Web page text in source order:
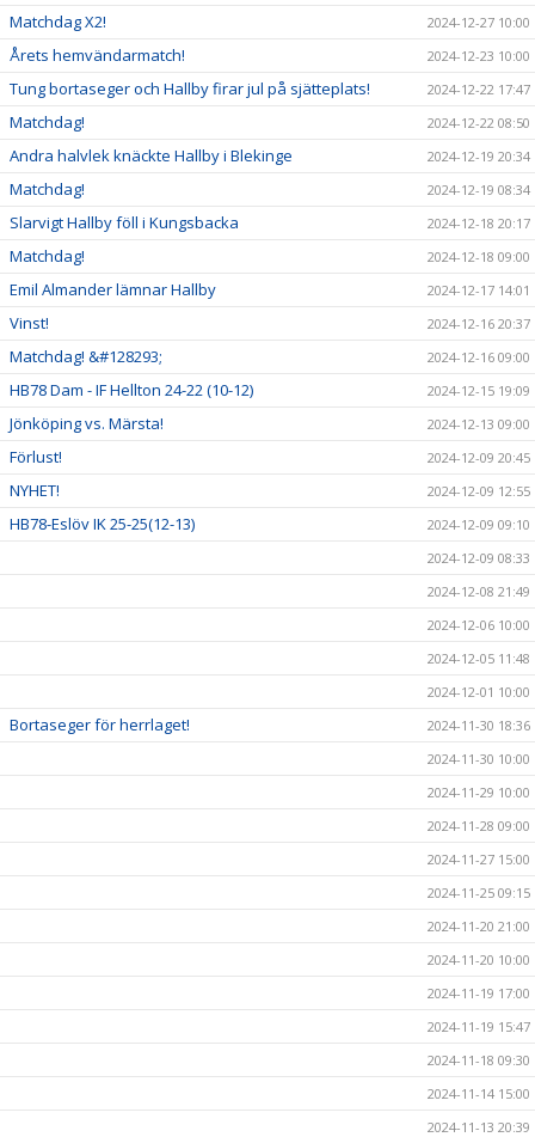
Matchdag X2! 2024-12-27 10:00
Årets hemvändarmatch! 2024-12-23 10:00
Tung bortaseger och Hallby firar jul på sjätteplats! 2024-12-22 17:47
Matchdag! 2024-12-22 08:50
Andra halvlek knäckte Hallby i Blekinge 2024-12-19 20:34
Matchdag! 2024-12-19 08:34
Slarvigt Hallby föll i Kungsbacka 2024-12-18 20:17
Matchdag! 2024-12-18 09:00
Emil Almander lämnar Hallby 2024-12-17 14:01
Vinst! 2024-12-16 20:37
Matchdag! &#128293; 2024-12-16 09:00
HB78 Dam - IF Hellton 24-22 (10-12) 2024-12-15 19:09
Jönköping vs. Märsta! 2024-12-13 09:00
Förlust! 2024-12-09 20:45
NYHET! 2024-12-09 12:55
HB78-Eslöv IK 25-25(12-13)
2024-12-09 09:10
2024-12-09 08:33
2024-12-08 21:49
2024-12-06 10:00
2024-12-05 11:48
2024-12-01 10:00
Bortaseger för herrlaget!
2024-11-30 18:36
2024-11-30 10:00
2024-11-29 10:00
2024-11-28 09:00
2024-11-27 15:00
2024-11-25 09:15
2024-11-20 21:00
2024-11-20 10:00
2024-11-19 17:00
2024-11-19 15:47
2024-11-18 09:30
2024-11-14 15:00
2024-11-13 20:39